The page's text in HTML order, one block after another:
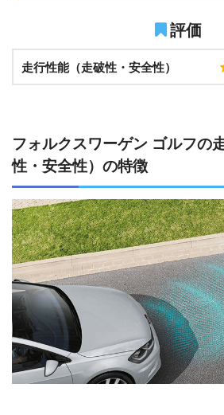
評価
走行性能（走破性・安全性）
フォルクスワーゲン ゴルフの
性・安全性）の特徴